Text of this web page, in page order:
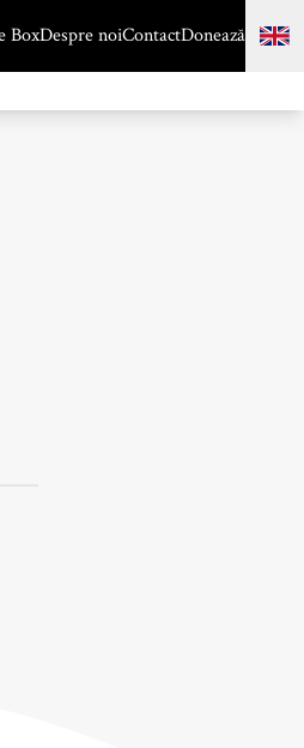
BoxDespre noiContactDonează